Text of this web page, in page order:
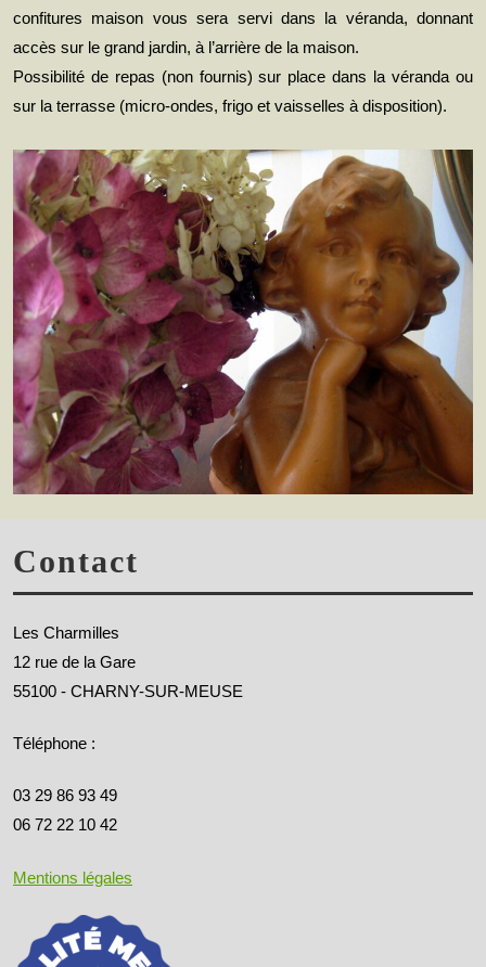
confitures maison vous sera servi dans la véranda, donnant
accès sur le grand jardin, à l’arrière de la maison.
Possibilité de repas (non fournis) sur place dans la véranda ou
sur la terrasse (micro-ondes, frigo et vaisselles à disposition).
Contact
Les Charmilles
12 rue de la Gare
55100 - CHARNY-SUR-MEUSE
Téléphone :
03 29 86 93 49
06 72 22 10 42
Mentions légales